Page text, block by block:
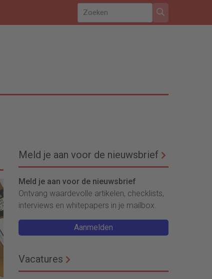
Meld je aan voor de nieuwsbrief
Meld je aan voor de nieuwsbrief
Ontvang waardevolle artikelen, checklists,
interviews en whitepapers in je mailbox.
Aanmelden
Vacatures